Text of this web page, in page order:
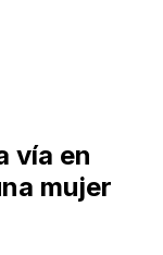
vía en
mujer